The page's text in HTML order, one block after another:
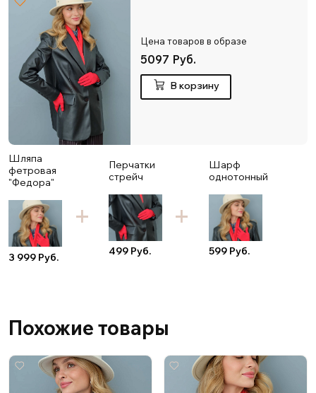
Цена товаров в образе
5097 Руб.
В корзину
Шляпа
фетровая
"Федора"
3 999 Руб.
Перчатки
стрейч
499 Руб.
Шарф
однотонный
599 Руб.
Похожие товары